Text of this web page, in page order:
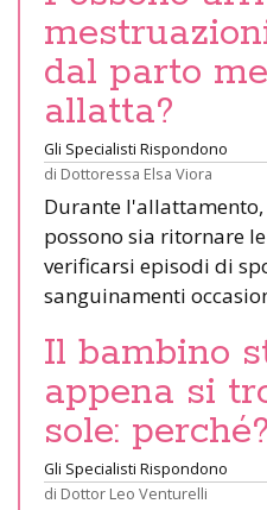
dal parto
allatta?
Gli Specialisti Rispondono
di Dottoressa Elsa Viora
Durante l'allattamento,
possono sia ritornare
verificarsi episodi di
sanguinamenti
Il bambino
appena si
sole: perché?
Gli Specialisti Rispondono
di Dottor Leo Venturelli